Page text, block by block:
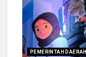
PEMERINTAH DAERAH